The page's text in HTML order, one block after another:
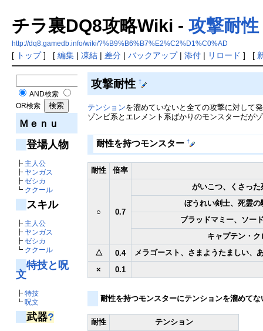
チラ裏DQ8攻略Wiki - 攻撃耐性
http://dq8.gamedb.info/wiki/?%B9%B6%B7%E2%C2%D1%C0%AD
[ トップ] [ 編集| 凍結| 差分| バックアップ| 添付| リロード ] [
AND検索
OR検索
Ｍｅｎｕ
登場人物
┣ 主人公
┣ ヤンガス
┣ ゼシカ
┗ ククール
スキル
┣ 主人公
┣ ヤンガス
┣ ゼシカ
┗ ククール
特技と呪
文
┣ 特技
┗ 呪文
武器?
攻撃耐性 †
テンションを溜めていないと全ての攻撃に対して
ゾンビ系とエレメント系ばかりのモンスターだが
耐性を持つモンスター †
耐性 倍率
○ 0.7
がいこつ、くさっ
ぼうれい剣士、死霊
ブラッドマミー、ソー
キャプテン・
△
0.4
メラゴースト、さまようたましい、
×
0.1
耐性を持つモンスターにテンションを溜めて
耐性
テンション